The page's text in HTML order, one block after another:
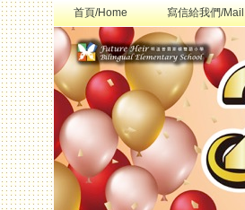
首頁/Home 寫信給我們/Mail